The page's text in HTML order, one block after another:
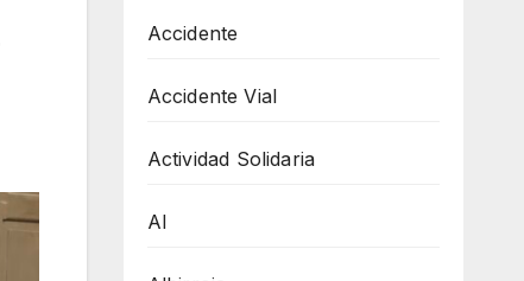
Accidente
Accidente Vial
Actividad Solidaria
AI